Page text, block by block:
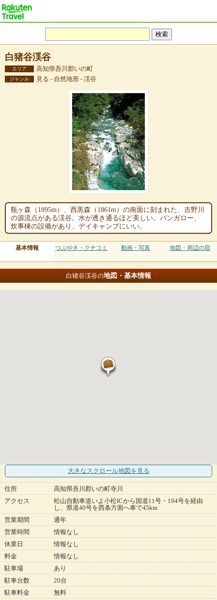
白猪谷渓谷
エリア 高知県吾川郡いの町
ジャンル 見る - 自然地形 - 渓谷
瓶ヶ森（1895m）、西黒森（1861m）の南面に刻まれた、吉野川
の源流点がある渓谷。水が透き通るほど美しい。バンガロー、
炊事棟の設備があり、デイキャンプにいい。
基本情報 つぶやき・クチコミ 動画・写真 地図・周辺の宿
白猪谷渓谷の地図・基本情報
大きなスクロール地図 を見る
住所
高知県吾川郡いの町寺川
アクセス
松山自動車道いよ小松ICから国道11号・194号を経由
し、県道40号を西条方面へ車で45km
営業期間
通年
営業時間
情報なし
休業日
情報なし
料金
情報なし
駐車場
あり
駐車台数
20台
駐車料金
無料